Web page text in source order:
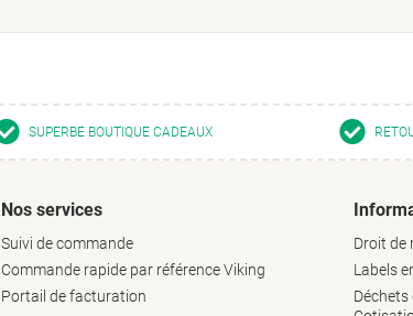
SUPERBE BOUTIQUE CADEAUX
Nos services
Suivi de commande
Commande rapide par référence Viking
Portail de facturation
Droit de
Labels
Déchets